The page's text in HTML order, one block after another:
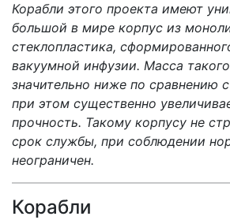
Корабли этого проекта имеют
большой в мире корпус из
стеклопластика,
вакуумной инфузии. Масса
значительно ниже по сравнению
при этом существенно
прочность. Такому корпусу не
срок службы, при соблюдении
неограничен.
Корабли